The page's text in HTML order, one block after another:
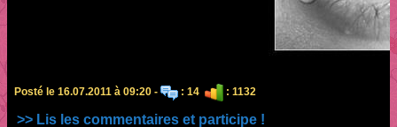
Posté le 16.07.2011 à 09:20 - : 14 : 1132
>> Lis les commentaires et participe !